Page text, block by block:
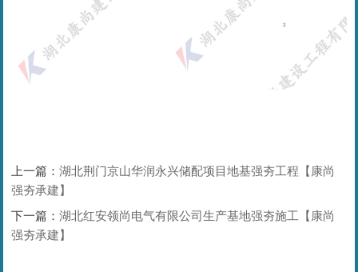
上一篇：湖北荆门京山华润永兴储配项目地基强夯工程【康尚
强夯承建】
下一篇：湖北红安领尚电气有限公司生产基地强夯施工【康尚
强夯承建】